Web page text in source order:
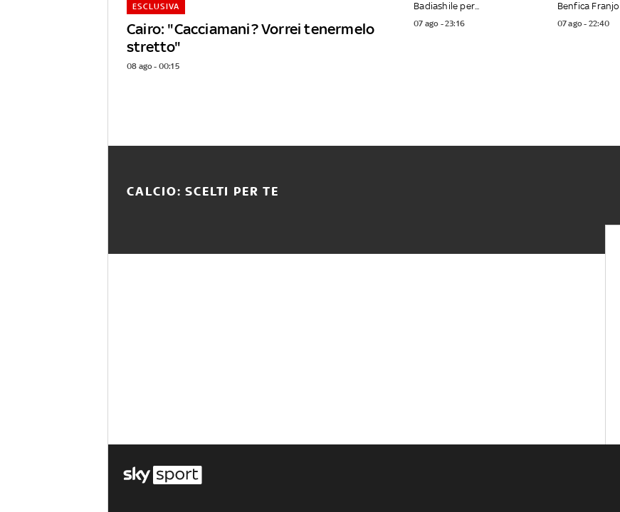
Cairo: "Cacciamani? Vorrei tenermelo
stretto"
ESCLUSIVA
08 ago - 00:15
Badiashile per...
07 ago - 23:16
Benfica
07 ago - 22:40
CALCIO: SCELTI PER TE